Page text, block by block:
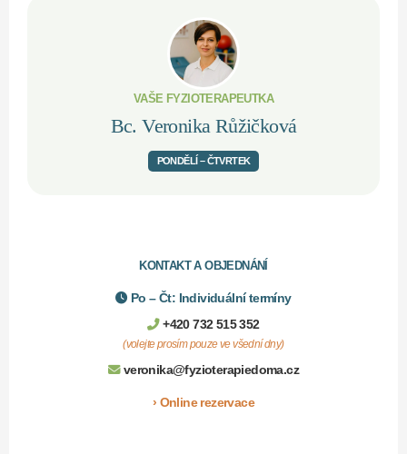
VAŠE FYZIOTERAPEUTKA
Bc. Veronika Růžičková
PONDĚLÍ – ČTVRTEK
KONTAKT A OBJEDNÁNÍ
Po – Čt: Individuální termíny
+420 732 515 352
(volejte prosím pouze ve všední dny)
veronika@fyzioterapiedoma.cz
› Online rezervace